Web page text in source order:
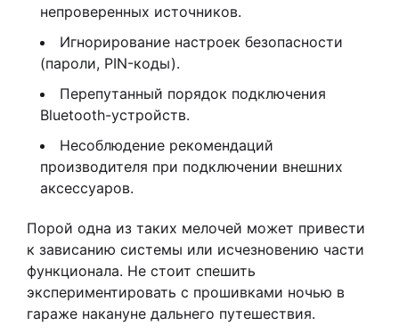
непроверенных источников.
Игнорирование настроек безопасности
(пароли, PIN-коды).
Перепутанный порядок подключения
Bluetooth-устройств.
Несоблюдение рекомендаций
производителя при подключении внешних
аксессуаров.
Порой одна из таких мелочей может привести
к зависанию системы или исчезновению части
функционала. Не стоит спешить
экспериментировать с прошивками ночью в
гараже накануне дальнего путешествия.